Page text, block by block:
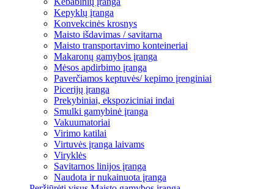
Kepyklų įranga
Konvekcinės krosnys
Maisto išdavimas / savitarna
Maisto transportavimo konteineriai
Makaronų gamybos įranga
Mėsos apdirbimo įranga
Paverčiamos keptuvės/ kepimo įrenginiai
Picerijų įranga
Prekybiniai, ekspoziciniai indai
Smulki gamybinė įranga
Vakuumatoriai
Virimo katilai
Virtuvės įranga laivams
Viryklės
Savitarnos linijos įranga
Naudota ir nukainuota įranga